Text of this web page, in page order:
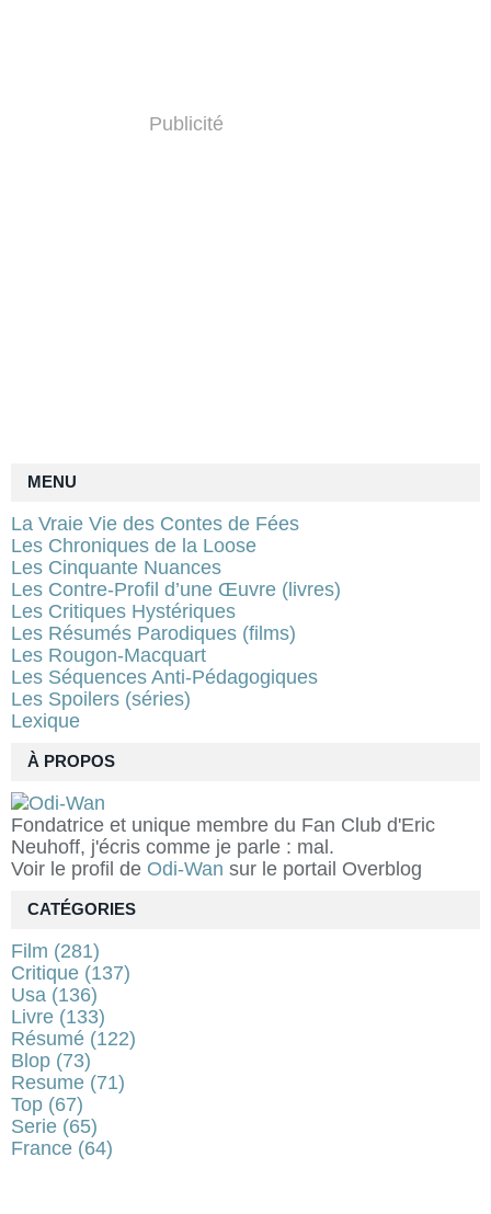
À PROPOS
Fondatrice et unique membre du Fan Club d'Eric
Neuhoff, j'écris comme je parle : mal.
Voir le profil de Odi-Wan sur le portail Overblog
Publicité
MENU
La Vraie Vie des Contes de Fées
Les Chroniques de la Loose
Les Cinquante Nuances
Les Contre-Profil d’une Œuvre (livres)
Les Critiques Hystériques
Les Résumés Parodiques (films)
Les Rougon-Macquart
Les Séquences Anti-Pédagogiques
Les Spoilers (séries)
Lexique
CATÉGORIES
Film (281)
Critique (137)
Usa (136)
Livre (133)
Résumé (122)
Blop (73)
Resume (71)
Top (67)
Serie (65)
France (64)